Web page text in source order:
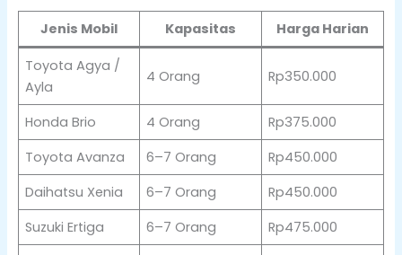
Jenis Mobil Kapasitas Harga Harian
Toyota Agya /
Ayla
4 Orang Rp350.000
Honda Brio 4 Orang
Rp375.000
Toyota Avanza
6–7 Orang
Rp450.000
Daihatsu Xenia
6–7 Orang
Rp450.000
Suzuki Ertiga
6–7 Orang
Rp475.000